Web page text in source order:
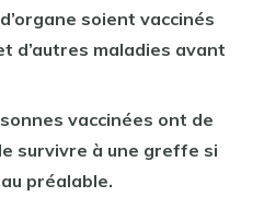
soient vaccinés
d’autres maladies avant
vaccinées ont de
survivre à une greffe si
préalable.